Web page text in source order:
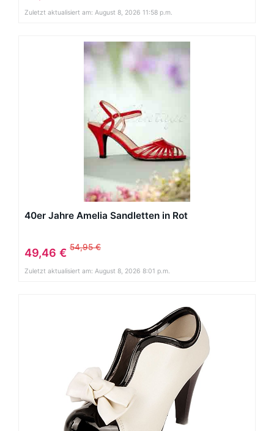
Zuletzt aktualisiert am: August 8, 2026 11:58 p.m.
40er Jahre Amelia Sandletten in Rot
49,46 € 54,95 €
Zuletzt aktualisiert am: August 8, 2026 8:01 p.m.